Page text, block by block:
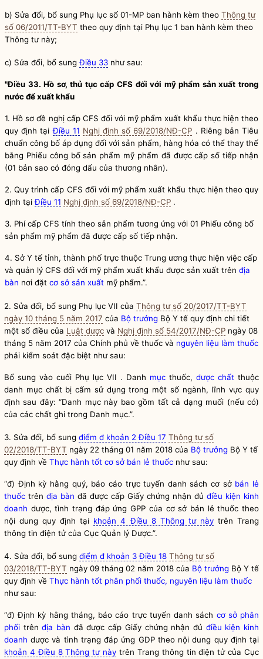
b) Sửa đổi, bổ sung Phụ lục số 01-MP ban hành kèm theo Thông tư
số 06/2011/TT-BYT theo quy định tại Phụ lục 1 ban hành kèm theo
Thông tư này;
c) Sửa đổi, bổ sung Điều 33 như sau:
"Điều 33. Hồ sơ, thủ tục cấp CFS đối với mỹ phẩm sản xuất trong
nước để xuất khẩu
1. Hồ sơ đề nghị cấp CFS đối với mỹ phẩm xuất khẩu thực hiện theo
quy định tạiĐiều 11 Nghị định số 69/2018/NĐ-CP . Riêng bản Tiêu
chuẩn công bố áp dụng đối với sản phẩm, hàng hóa có thể thay thế
bằng Phiếu công bố sản phẩm mỹ phẩm đã được cấp số tiếp nhận
(01 bản sao có đóng dấu của thương nhân).
2. Quy trình cấp CFS đối với mỹ phẩm xuất khẩu thực hiện theo quy
định tạiĐiều 11 Nghị định số 69/2018/NĐ-CP .
3. Phí cấp CFS tính theo sản phẩm tương ứng với 01 Phiếu công bố
sản phẩm mỹ phẩm đã được cấp số tiếp nhận.
4. Sở Y tế tỉnh, thành phố trực thuộc Trung ương thực hiện việc cấp
và quản lý CFS đối với mỹ phẩm xuất khẩu được sản xuất trên địa
bàn nơi đặt cơ sở sản xuất mỹ phẩm.”.
2. Sửa đổi, bổ sung Phụ lục VII của Thông tư số 20/2017/TT-BYT
ngày 10 tháng 5 năm 2017 của Bộ trưởng Bộ Y tế quy định chi tiết
một số điều của Luật dược và Nghị định số 54/2017/NĐ-CP ngày 08
tháng 5 năm 2017 của Chính phủ về thuốc và nguyên liệu làm thuốc
phải kiểm soát đặc biệt như sau:
Bổ sung vào cuối Phụ lục VII . Danh mục thuốc, dược chất thuộc
danh mụcchất bị cấm sử dụng trong một số ngành, lĩnh vực quy
định sau đây: “Danh mụcnày bao gồm tất cả dạng muối (nếu có)
của các chất ghi trong Danh mục.”.
3. Sửa đổi, bổ sung điểm đ khoản 2 Điều 17 Thông tư số
02/2018/TT-BYT ngày 22 tháng 01 năm 2018 của Bộ trưởng Bộ Y tế
quy định về Thực hành tốt cơ sở bán lẻ thuốc như sau:
“đ) Định kỳ hằng quý, báo cáo trực tuyến danh sách cơ sở bán lẻ
thuốc trên địa bàn đã được cấp Giấy chứng nhận đủ điều kiện kinh
doanh dược, tình trạng đáp ứng GPP của cơ sở bán lẻ thuốc theo
nội dung quy định tại khoản 4 Điều 8 Thông tư nàytrên Trang
thông tin điện tử của Cục Quản lý Dược.”.
4. Sửa đổi, bổ sung điểm đ khoản 3 Điều 18 Thông tư số
03/2018/TT-BYT ngày 09 tháng 02 năm 2018 của Bộ trưởng Bộ Y tế
quy định về Thực hành tốt phân phối thuốc, nguyên liệu làm thuốc
như sau:
“đ) Định kỳ hằng tháng, báo cáo trực tuyến danh sách cơ sở phân
phối trênđịa bàn đã được cấp Giấy chứng nhận đủ điều kiện kinh
doanh dược và tình trạng đáp ứng GDP theo nội dung quy định tại
khoản 4 Điều 8 Thông tư này trên Trang thông tin điện tử của Cục